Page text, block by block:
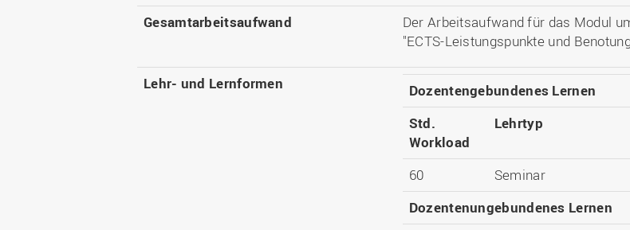
Gesamtarbeitsaufwand
Der Arbeitsaufwand für das Modul
"ECTS-Leistungspunkte und
Lehr- und Lernformen
Dozentengebundenes Lernen
Std.
Workload
Lehrtyp
60 Seminar
Dozentenungebundenes Lernen